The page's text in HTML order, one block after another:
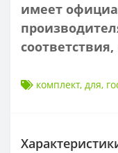
имеет
комплект, для,